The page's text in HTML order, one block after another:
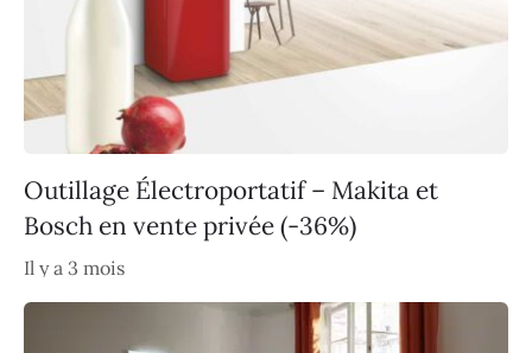
Outillage Électroportatif – Makita et
Bosch en vente privée (-36%)
Il y a 3 mois